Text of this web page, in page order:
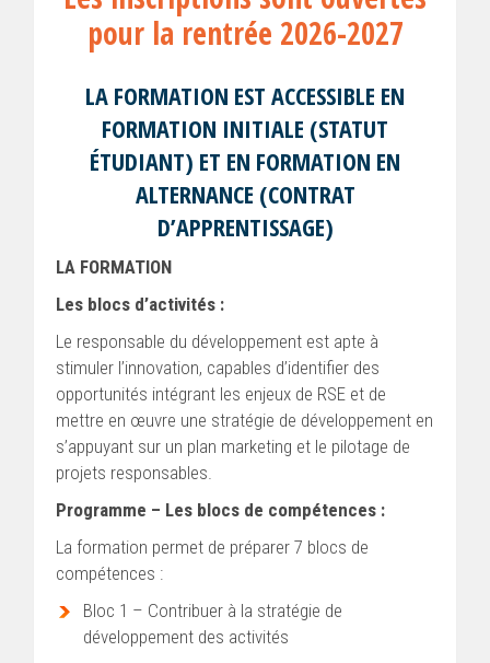
pour la rentrée 2026-2027
LA FORMATION EST ACCESSIBLE EN
FORMATION INITIALE (STATUT
ÉTUDIANT) ET EN FORMATION EN
ALTERNANCE (CONTRAT
D’APPRENTISSAGE)
LA FORMATION
Les blocs d’activités :
Le responsable du développement est apte à
stimuler l’innovation, capables d’identifier des
opportunités intégrant les enjeux de RSE et de
mettre en œuvre une stratégie de développement en
s’appuyant sur un plan marketing et le pilotage de
projets responsables.
Programme – Les blocs de compétences :
La formation permet de préparer 7 blocs de
compétences :
Bloc 1 – Contribuer à la stratégie de
développement des activités